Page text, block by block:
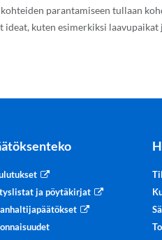
parantamiseen tullaan
kuten esimerkiksi
ja pöytäkirjat